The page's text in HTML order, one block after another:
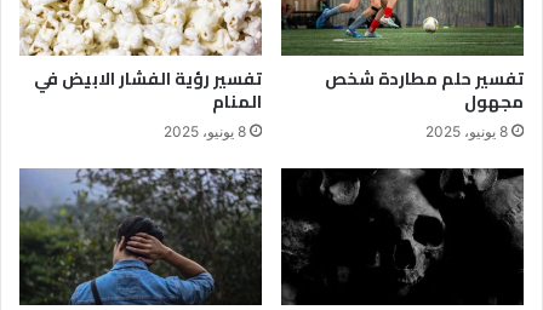
تفسير حلم مطاردة شخص
مجهول
8 يونيو، 2025
تفسير رؤية الفشار الابيض في
المنام
8 يونيو، 2025